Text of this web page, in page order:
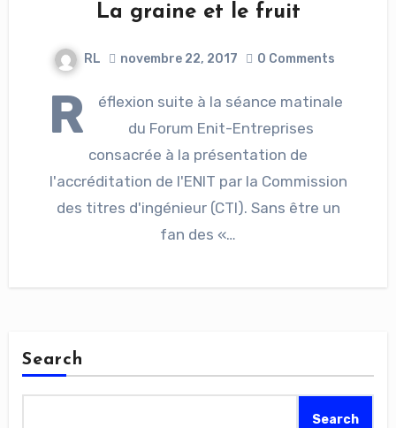
La graine et le fruit
RL novembre 22, 2017 0 Comments
R
éflexion suite à la séance matinale
du Forum Enit-Entreprises
consacrée à la présentation de
l'accréditation de l'ENIT par la Commission
des titres d'ingénieur (CTI). Sans être un
fan des «…
Search
Search